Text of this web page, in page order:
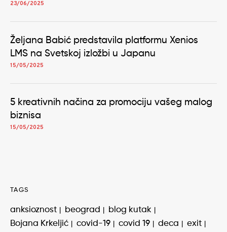
23/06/2025
Željana Babić predstavila platformu Xenios
LMS na Svetskoj izložbi u Japanu
15/05/2025
5 kreativnih načina za promociju vašeg malog
biznisa
15/05/2025
TAGS
anksioznost beograd
blog kutak
Bojana Krkeljić
covid-19 covid 19 deca
exit